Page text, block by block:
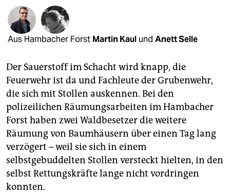
shop
fragen & hilfe
abo
genossenschaft
epaper login
Aus Hambacher Forst Martin Kaul und Anett Selle
Der Sauerstoff im Schacht wird knapp, die
Feuerwehr ist da und Fachleute der Grubenwehr,
die sich mit Stollen auskennen. Bei den
polizeilichen Räumungsarbeiten im Hambacher
Forst haben zwei Waldbesetzer die weitere
Räumung von Baumhäusern über einen Tag lang
verzögert – weil sie sich in einem
selbstgebuddelten Stollen versteckt hielten, in den
selbst Rettungskräfte lange nicht vordringen
konnten.